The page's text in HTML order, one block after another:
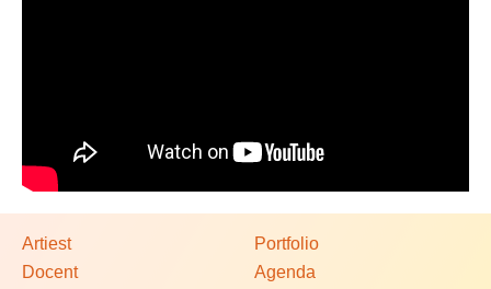
Artiest
Docent
Portfolio
Agenda